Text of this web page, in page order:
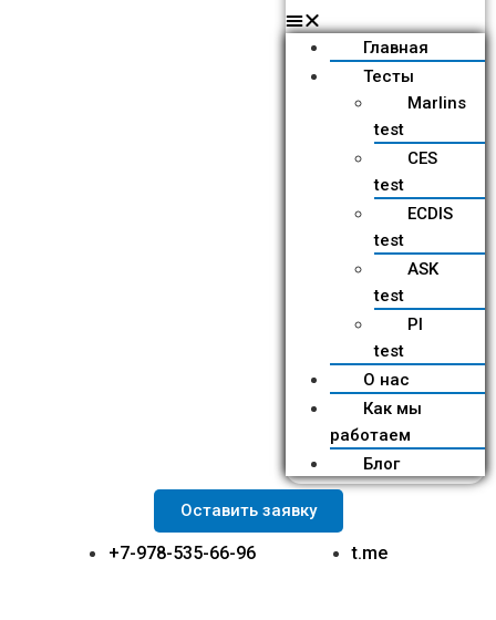
Главная
Тесты
Marlins
test
CES
test
ECDIS
test
ASK
test
PI
test
О нас
Как мы
работаем
Блог
Оставить заявку
+7-978-535-66-96 t.me